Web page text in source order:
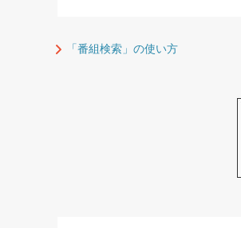
「番組検索」の使い方